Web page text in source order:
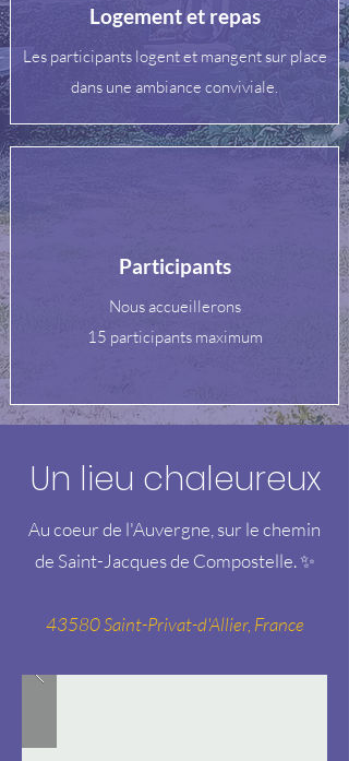
Logement et repas
Les participants logent et mangent sur place
dans une ambiance conviviale.
Participants
Nous accueillerons
15 participants maximum
Un lieu chaleureux
Au coeur de l'Auvergne, sur le chemin
de Saint-Jacques de Compostelle. ✨
43580 Saint-Privat-d'Allier, France